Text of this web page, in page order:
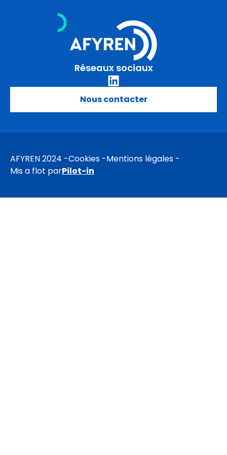
Réseaux sociaux
Nous contacter
AFYREN 2024 Cookies
Mentions légales
Mis a flot parPilot-in